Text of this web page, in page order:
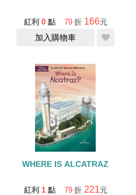
紅利 0 點 79 折 166元
加入購物車
WHERE IS ALCATRAZ
紅利 1 點 79 折 221元